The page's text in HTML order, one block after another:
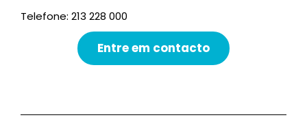
Telefone: 213 228 000
Entre em contacto